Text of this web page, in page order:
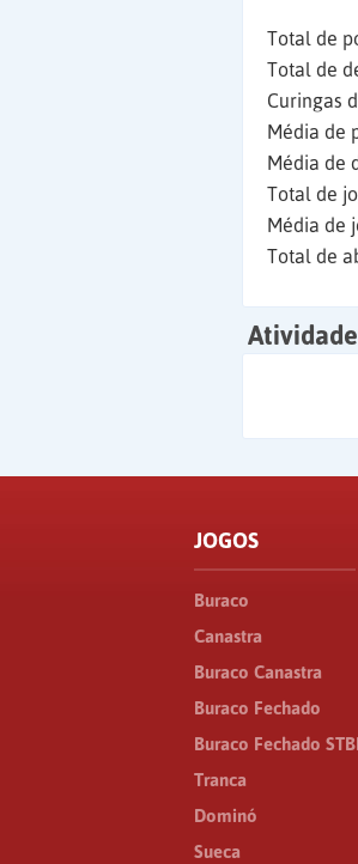
Total de
Total de
Curingas
Média de
Média de
Total de
Média de
Total de
JOGOS
Buraco
Canastra
Buraco Canastra
Buraco Fechado
Buraco Fechado
Tranca
Dominó
Sueca